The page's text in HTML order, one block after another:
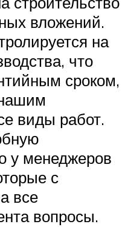
вложений.
на
что
сроком,
виды работ.
у менеджеров
с
все
вопросы.